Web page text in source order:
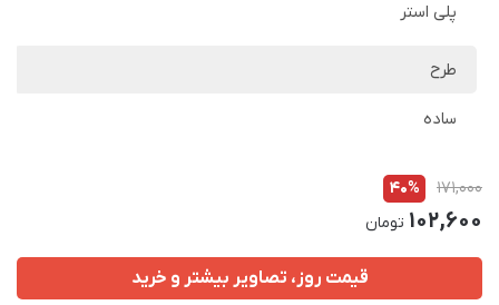
پلی استر
طرح
ساده
171,000
40%
102,600 تومان
قیمت روز، تصاویر بیشتر و خرید